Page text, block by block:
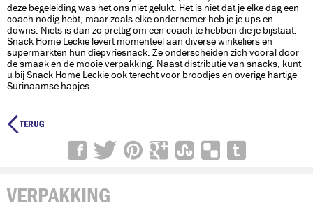
deze begeleiding was het ons niet gelukt. Het is niet dat je elke dag een
coach nodig hebt, maar zoals elke ondernemer heb je je ups en
downs. Niets is dan zo prettig om een coach te hebben die je bijstaat.
Snack Home Leckie levert momenteel aan diverse winkeliers en
supermarkten hun diepvriesnack. Ze onderscheiden zich vooral door
de smaak en de mooie verpakking. Naast distributie van snacks, kunt
u bij Snack Home Leckie ook terecht voor broodjes en overige hartige
Surinaamse hapjes.

VERPAKKING